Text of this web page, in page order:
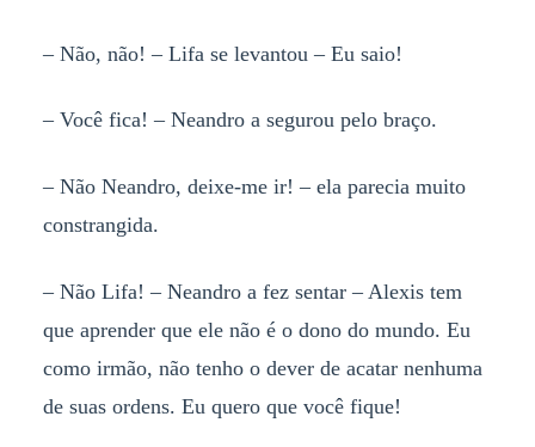
– Não, não! – Lifa se levantou – Eu saio!
– Você fica! – Neandro a segurou pelo braço.
– Não Neandro, deixe-me ir! – ela parecia muito
constrangida.
– Não Lifa! – Neandro a fez sentar – Alexis tem
que aprender que ele não é o dono do mundo. Eu
como irmão, não tenho o dever de acatar nenhuma
de suas ordens. Eu quero que você fique!